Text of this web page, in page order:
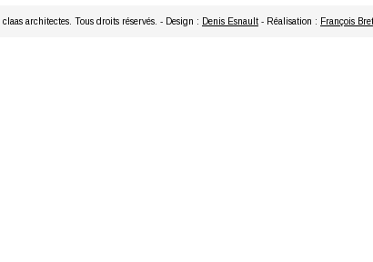
architectes. Tous droits réservés. - Design : Denis Esnault - Réalisation : François